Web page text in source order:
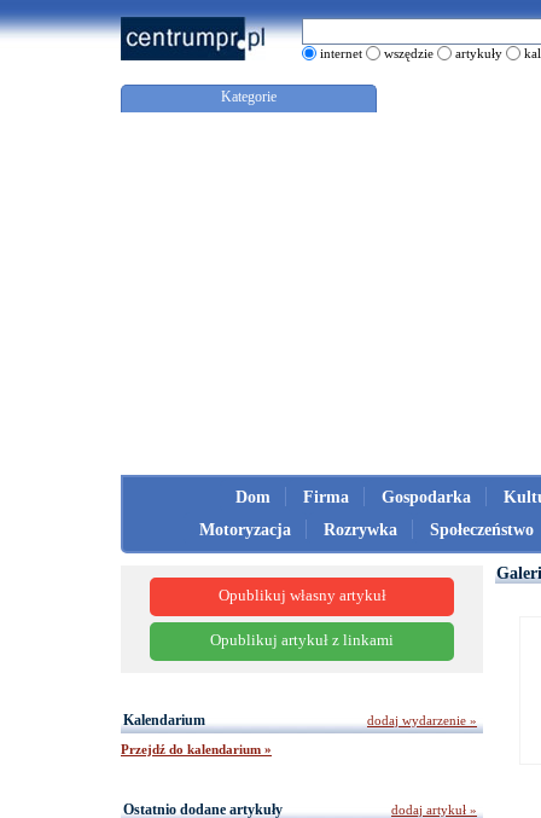
internet wszędzie artykuły
Kategorie
Dom Firma Gospodarka
Motoryzacja
Rozrywka Społeczeństwo
Opublikuj własny artykuł
Opublikuj artykuł z linkami
Kalendarium
Przejdź do kalendarium »
dodaj wydarzenie »
Ostatnio dodane artykuły
dodaj artykuł »